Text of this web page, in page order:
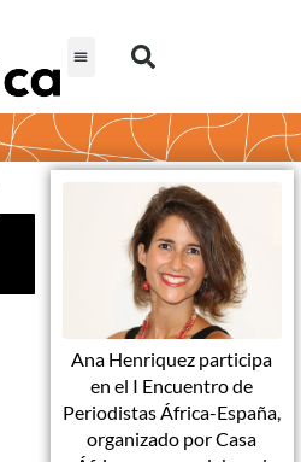
Ana Henriquez participa
en el I Encuentro de
Periodistas África-España,
organizado por Casa